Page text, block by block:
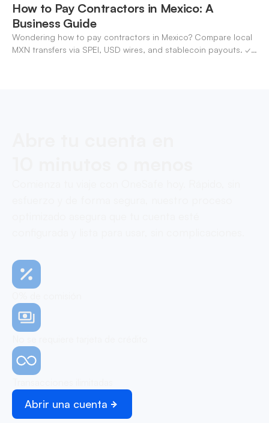
How to Pay Contractors in Mexico: A
Business Guide
Wondering how to pay contractors in Mexico? Compare local
MXN transfers via SPEI, USD wires, and stablecoin payouts. ✓
Abrir una cuenta